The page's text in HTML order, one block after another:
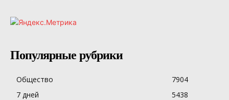
Популярные рубрики
Общество
7904
7 дней
5438